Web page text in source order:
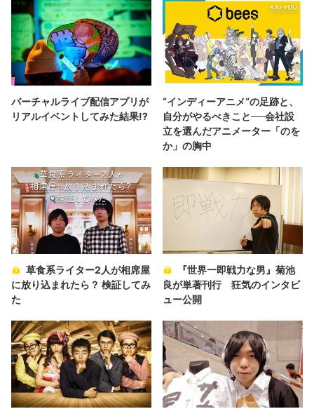
バーチャルライブ配信アプリが
リアルイベントしてみた結果!?
“インディーアニメ“の足跡と、
自分がやるべきこと──会社設
立を選んだアニメーター「のを
か」の胸中
草食系ライター2人が相席屋
に放り込まれたら？ 検証してみ
た
『世界一即戦力な男』菊池
良が単著刊行 狂気のインタビ
ュー公開